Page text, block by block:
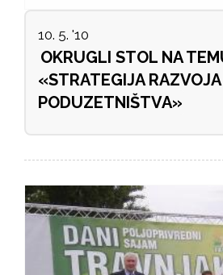
10. 5. '10
OKRUGLI STOL NA
«STRATEGIJA
PODUZETNIŠTVA»